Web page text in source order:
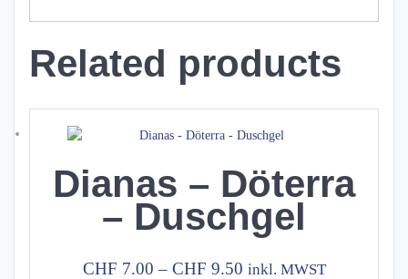
Related products
Dianas – Döterra
– Duschgel
CHF 7.00 – CHF 9.50Price
inkl. MWST